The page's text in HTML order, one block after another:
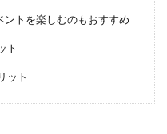
チェンジする方法
トを楽しむのもおすすめ
ト
ット